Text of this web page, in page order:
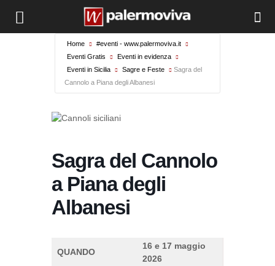
Home
#eventi - www.palermoviva.it
Eventi Gratis
Eventi in evidenza
Eventi in Sicilia
Sagre e Feste
Sagra del
Cannolo a Piana degli Albanesi
Sagra del Cannolo
a Piana degli
Albanesi
QUANDO
16 e 17 maggio
2026